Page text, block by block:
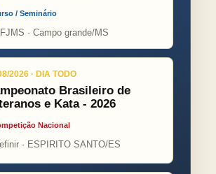
/ Seminário
· Campo grande/MS
2026 · DIA TODO
Brasileiro de
e Kata - 2026
Nacional
· ESPIRITO SANTO/ES